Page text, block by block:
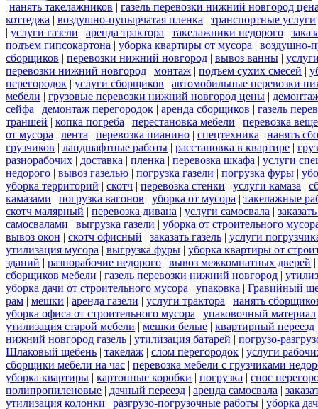
нанять такелажников | газель перевозки нижний новгород
коттеджа | воздушно-пупырчатая пленка | транспортные услуги
| услуги газели | аренда трактора | такелажники недорого |
подъем гипсокартона | уборка квартиры от мусора | воздушно-
сборщиков | перевозки нижний новгород | вывоз ванны |
перевозки нижний новгород | монтаж | подъем сухих смесей |
перегородок | услуги сборщиков | автомобильные перевозки
мебели | грузовые перевозки нижний новгород цены |
сейфа | демонтаж перегородок | аренда сборщиков | газель
траншей | копка погреба | перестановка мебели | перевозка
от мусора | лента | перевозка пианино | спецтехника | нанять
грузчиков | ландшафтные работы | расстановка в квартире |
разнорабочих | доставка | пленка | перевозка шкафа | услуги
недорого | вывоз газелью | погрузка газели | погрузка фуры |
уборка территорий | скотч | перевозка стенки | услуги камаза |
камазами | погрузка вагонов | уборка от мусора | такелажные
скотч малярный | перевозка дивана | услуги самосвала |
самосвалами | выгрузка газели | уборка от строительного
вывоз окон | скотч офисный | заказать газель | услуги
утилизация мусора | выгрузка фуры | уборка квартиры от
зданий | разнорабочие недорого | вывоз межкомнатных дверей |
сборщиков мебели | газель перевозки нижний новгород |
уборка дачи от строительного мусора | упаковка | Гравийный
рам | мешки | аренда газели | услуги трактора | нанять
уборка офиса от строительного мусора | упаковочный материал
утилизация старой мебели | мешки белые | квартирный переезд
нижний новгород газель | утилизация батарей | погрузо-
Шлаковый щебень | такелаж | слом перегородок | услуги
сборщики мебели на час | перевозка мебели с грузчиками
уборка квартиры | картонные коробки | погрузка | снос
полипропиленовые | дачный переезд | аренда самосвала |
утилизация колонки | разгрузо-погрузочные работы | уборка